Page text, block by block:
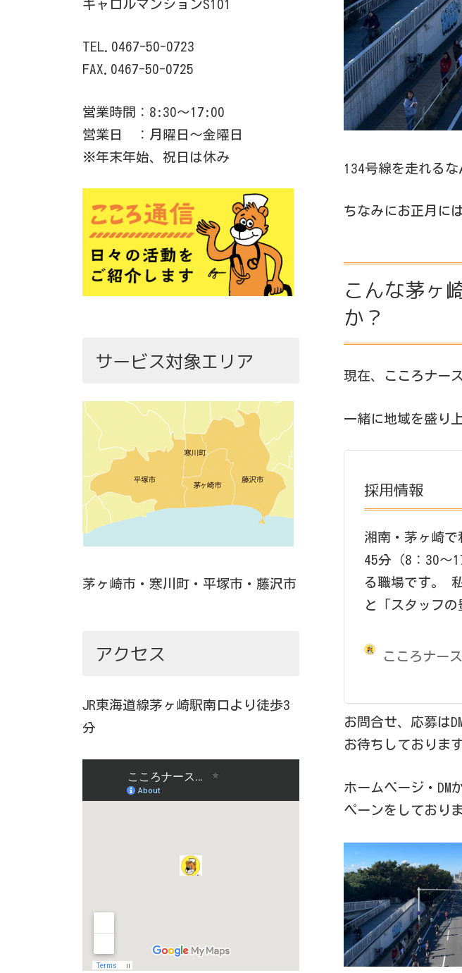
134号線を走れる
ちなみにお正月に
こんな茅ヶ
か？
現在、こころナー
一緒に地域を盛り
採用情報
湘南・茅ヶ崎
45分（8：30～
る職場です。
と「スタッフ
こころナー
お問合せ、応募は
お待ちしておりま
ホームページ・
ペーンをしており
キャロルマンションS101
TEL.0467-50-0723
FAX.0467-50-0725
営業時間：8:30～17:00
営業日 ：月曜日～金曜日
※年末年始、祝日は休み
サービス対象エリア
茅ヶ崎市・寒川町・平塚市・藤沢市
アクセス
JR東海道線茅ヶ崎駅南口より徒歩3
分